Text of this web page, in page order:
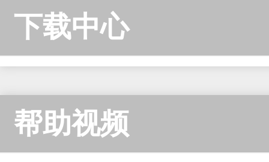
下载中心
帮助视频